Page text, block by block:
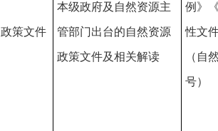
政策文件
本级政府及自然资源主
管部门出台的自然资源
政策文件及相关解读
例》
性文
（自
号）